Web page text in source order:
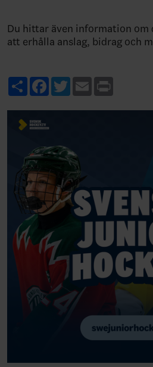
Du hittar även information om
att erhålla anslag, bidrag och
ShareFacebook
TwitterEmail